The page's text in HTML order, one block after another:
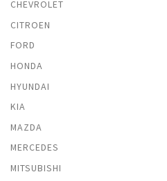
CHEVROLET
CITROEN
FORD
HONDA
HYUNDAI
KIA
MAZDA
MERCEDES
MITSUBISHI